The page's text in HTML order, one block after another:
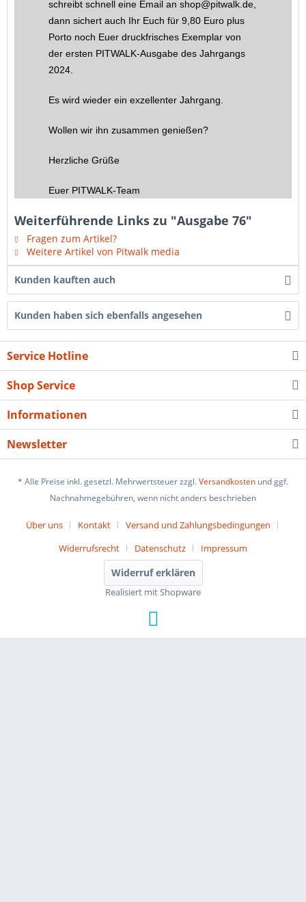
schreibt schnell eine Email an shop@pitwalk.de,
dann sichert auch Ihr Euch für 9,80 Euro plus
Porto noch Euer druckfrisches Exemplar von
der ersten PITWALK-Ausgabe des Jahrgangs
2024.
Es wird wieder ein exzellenter Jahrgang.
Wollen wir ihn zusammen genießen?
Herzliche Grüße
Euer PITWALK-Team
Weiterführende Links zu "Ausgabe 76"
Fragen zum Artikel?
Weitere Artikel von Pitwalk media
Kunden kauften auch
Kunden haben sich ebenfalls angesehen
Service Hotline
Shop Service
Informationen
Newsletter
* Alle Preise inkl. gesetzl. Mehrwertsteuer zzgl.Versandkosten und ggf.
Nachnahmegebühren, wenn nicht anders beschrieben
Über uns Kontakt
Versand und Zahlungsbedingungen
Widerrufsrecht
Datenschutz Impressum
Widerruf erklären
Realisiert mit Shopware